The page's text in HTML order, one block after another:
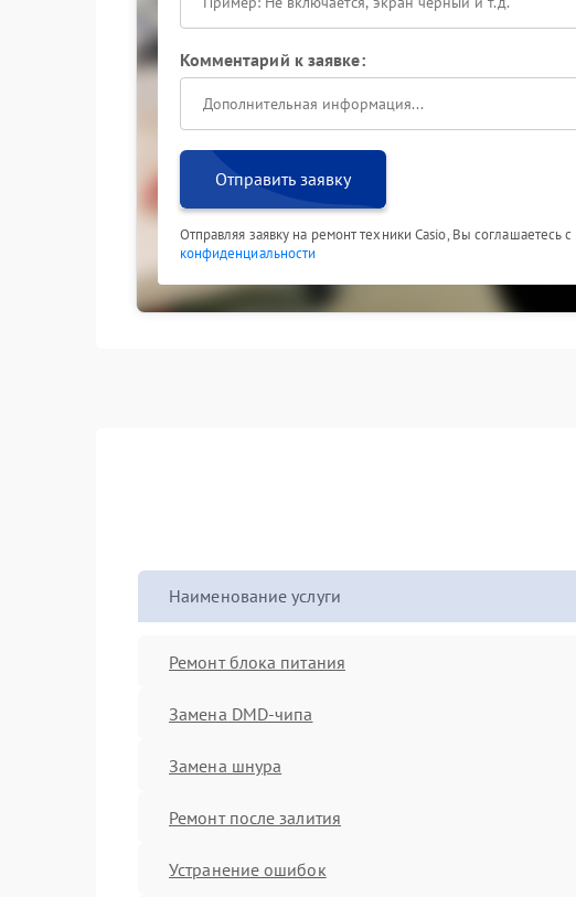
Комментарий к заявке:
Отправить заявку
Отправляя заявку на ремонт техники Casio, Вы соглашаетесь с
конфиденциальности
Наименование услуги
Ремонт блока питания
Замена DMD-чипа
Замена шнура
Ремонт после залития
Устранение ошибок